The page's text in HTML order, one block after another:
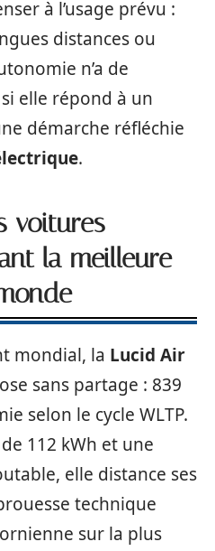
à l’usage prévu :
distances ou
n’a de
elle répond à un
démarche réfléchie
.
voitures
la meilleure
mondial, la Lucid Air
sans partage : 839
selon le cycle WLTP.
112 kWh et une
elle distance ses
technique
sur la plus